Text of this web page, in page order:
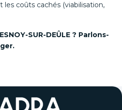
les coûts cachés (viabilisation,
SUR-DEÛLE ? Parlons-